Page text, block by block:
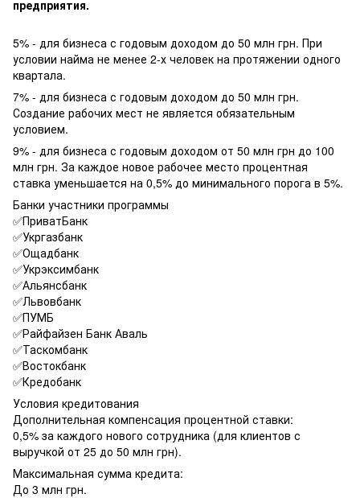
предприятия.
5% - для бизнеса с годовым доходом до 50 млн грн. При
условии найма не менее 2-х человек на протяжении одного
квартала.
7% - для бизнеса с годовым доходом до 50 млн грн.
Создание рабочих мест не является обязательным
условием.
9% - для бизнеса с годовым доходом от 50 млн грн до 100
млн грн. За каждое новое рабочее место процентная
ставка уменьшается на 0,5% до минимального порога в 5%.
Банки участники программы
✅ПриватБанк
✅Укргазбанк
✅Ощадбанк
✅Укрэксимбанк
✅Альянсбанк
✅Львовбанк
✅ПУМБ
✅Райфайзен Банк Аваль
✅Таскомбанк
✅Востокбанк
✅Кредобанк
Условия кредитования
Дополнительная компенсация процентной ставки:
0,5% за каждого нового сотрудника (для клиентов с
выручкой от 25 до 50 млн грн).
Максимальная сумма кредита:
До 3 млн грн.